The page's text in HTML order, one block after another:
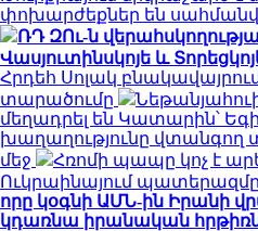
փոխարժեքներ են
ՌԴ ԶՈւ-ն
Վասյուտինսկոյե և
Հրդեհ Սոլակ
տարածումը
մեղադրել են Կատարին՝
խաղաղությունը վտանգող
մեջ
Հռոմի պապը կոչ է
Ուկրաինայում պատերազմը
որը կօգնի ԱՄՆ-ին Իրանի
կդառնա իրանական